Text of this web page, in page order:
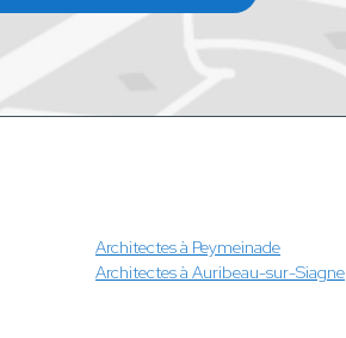
Architectes à Peymeinade
Architectes à Auribeau-sur-Siagne